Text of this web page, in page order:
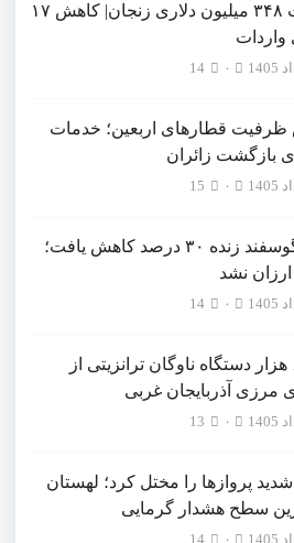
صادرات ۳۴۸ میلیون دلاری زنجان| ‌کاهش ۱۷
14
ظرفیت قطارهای اربعین؛ خدمات
بازگشت زائران
15
قیمت گوسفند زنده ۳۰ درصد کاهش یافت؛
نشد
14
تردد ۶۰ هزار دستگاه ناوگان ترانزیتی از
مرزی آذربایجان ‌غربی
13
پروازها را مختل کرد؛ لهستان
سطح هشدار گرمایی
14